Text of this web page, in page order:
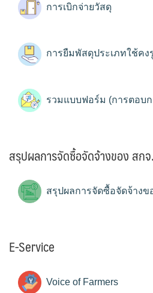
การเบิกจ่ายวัสดุ
การยืมพัสดุประเภทใช้คง
รวมแบบฟอร์ม (การตอบ
สรุปผลการจัดซื้อจัดจ้างของ สกจ.
สรุปผลการจัดซื้อจัดจ้างข
E-Service
Voice of Farmers